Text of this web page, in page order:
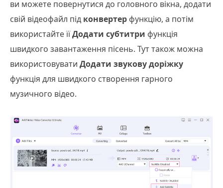
ви можете повернутися до головного вікна, додати
свій відеофайл під конвертер функцію, а потім
використайте їїДодати субтитри функція
швидкого завантаження пісень. Тут також можна
використовувати Додати звукову доріжку
функція для швидкого створення гарного
музичного відео.